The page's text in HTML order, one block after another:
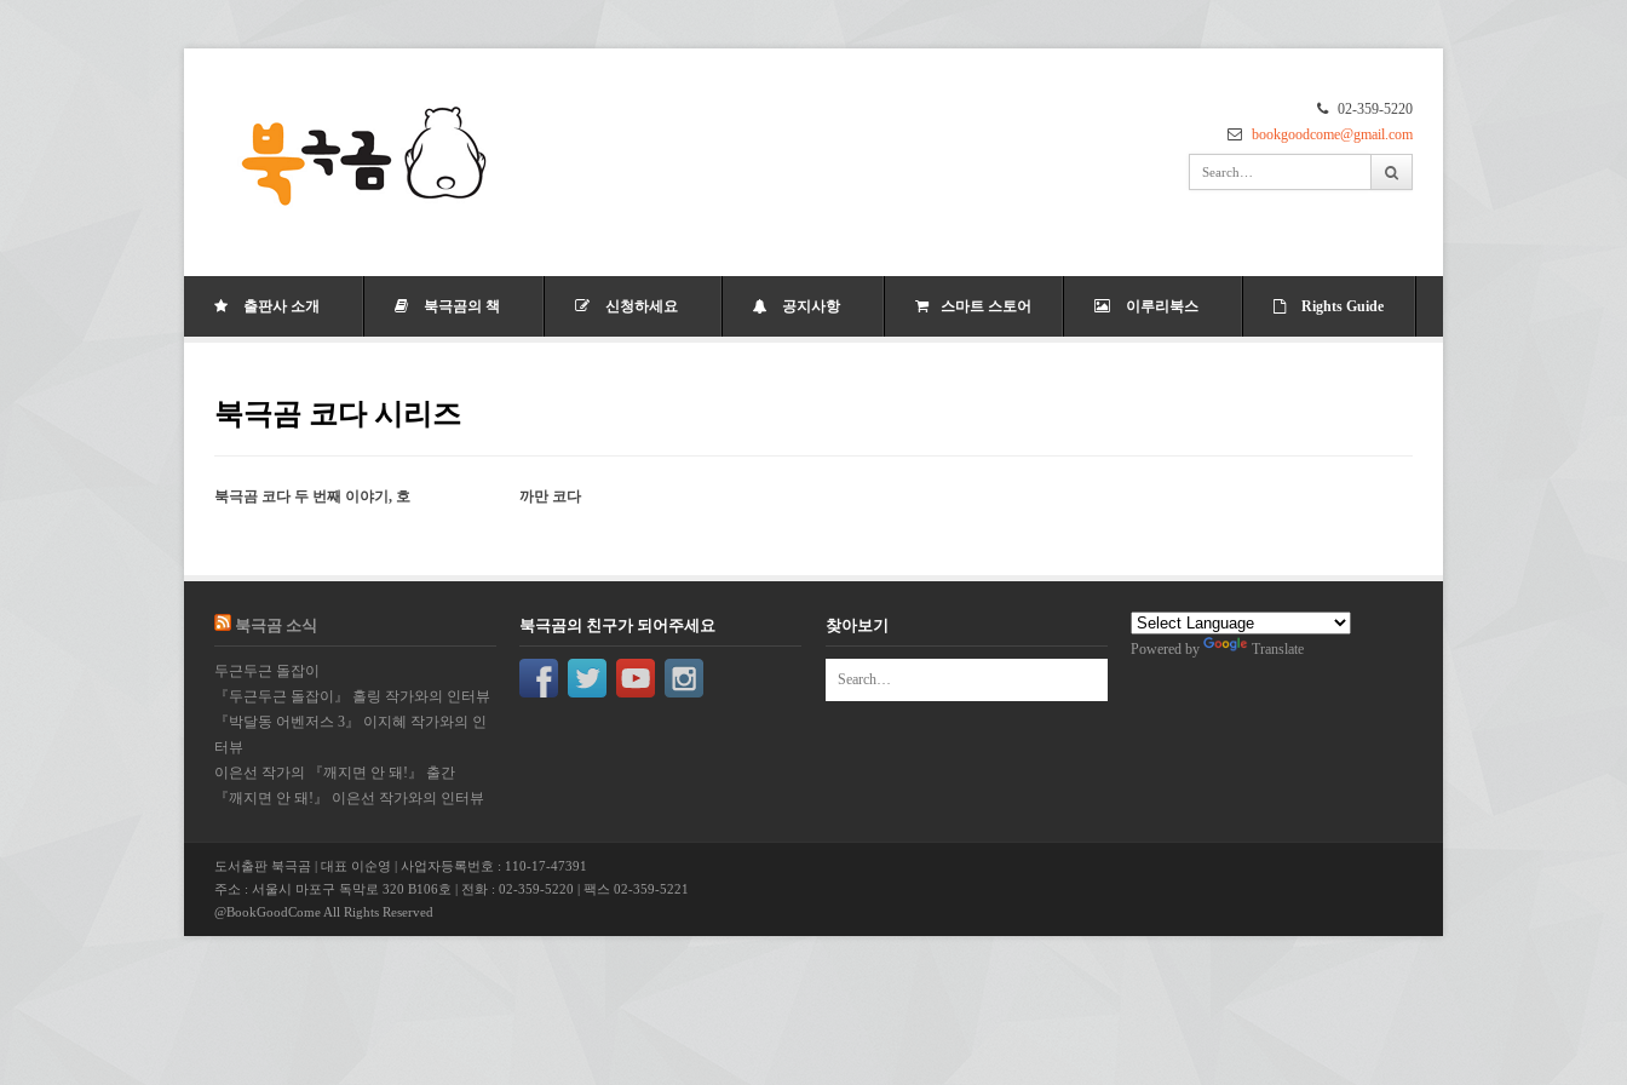
02-359-5220
bookgoodcome@gmail.com
출판사 소개 북극곰의 책 신청하세요 공지사항 스마트 스토어 이루리북스 Rights Guide
북극곰 코다 시리즈
북극곰 코다 두 번째 이야기, 호 까만 코다
북극곰 소식
두근두근 돌잡이
『두근두근 돌잡이』 홀링 작가와의 인터뷰
『박달동 어벤저스 3』 이지혜 작가와의 인
터뷰
이은선 작가의 『깨지면 안 돼!』 출간
『깨지면 안 돼!』 이은선 작가와의 인터뷰
북극곰의 친구가 되어주세요 찾아보기
Powered by Translate
도서출판 북극곰 | 대표 이순영 | 사업자등록번호 : 110-17-47391
주소 : 서울시 마포구 독막로 320 B106호 | 전화 : 02-359-5220 | 팩스 02-359-5221
@BookGoodCome All Rights Reserved